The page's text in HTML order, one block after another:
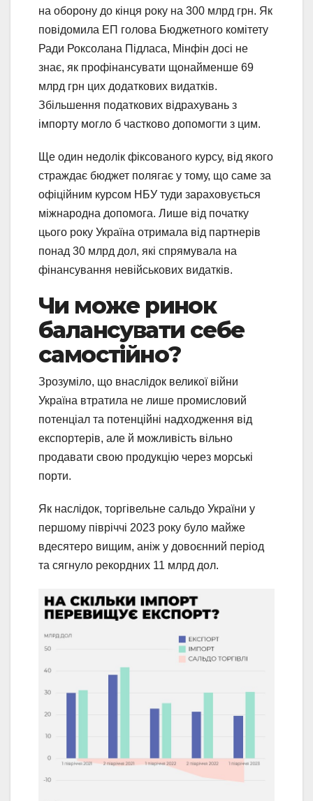
на оборону до кінця року на 300 млрд грн. Як
повідомила ЕП голова Бюджетного комітету
Ради Роксолана Підласа, Мінфін досі не
знає, як профінансувати щонайменше 69
млрд грн цих додаткових видатків.
Збільшення податкових відрахувань з
імпорту могло б частково допомогти з цим.
Ще один недолік фіксованого курсу, від якого
страждає бюджет полягає у тому, що саме за
офіційним курсом НБУ туди зараховується
міжнародна допомога. Лише від початку
цього року Україна отримала від партнерів
понад 30 млрд дол, які спрямувала на
фінансування невійськових видатків.
Чи може ринок
балансувати себе
самостійно?
Зрозуміло, що внаслідок великої війни
Україна втратила не лише промисловий
потенціал та потенційні надходження від
експортерів, але й можливість вільно
продавати свою продукцію через морські
порти.
Як наслідок, торгівельне сальдо України у
першому півріччі 2023 року було майже
вдесятеро вищим, аніж у довоєнний період
та сягнуло рекордних 11 млрд дол.